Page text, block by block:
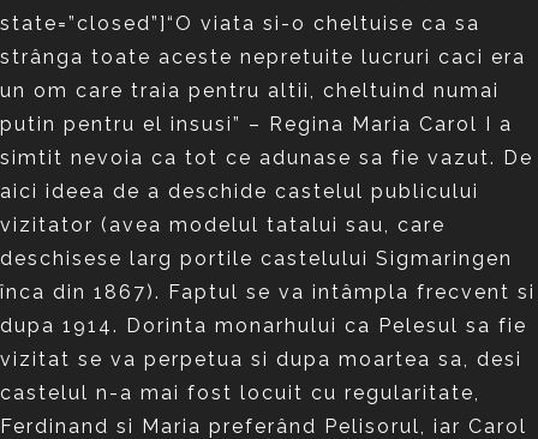
state=”closed”]“O viata si-o cheltuise ca sa
strânga toate aceste nepretuite lucruri caci era
un om care traia pentru altii, cheltuind numai
putin pentru el insusi” – Regina Maria Carol I a
simtit nevoia ca tot ce adunase sa fie vazut. De
aici ideea de a deschide castelul publicului
vizitator (avea modelul tatalui sau, care
deschisese larg portile castelului Sigmaringen
înca din 1867). Faptul se va intâmpla frecvent si
dupa 1914. Dorinta monarhului ca Pelesul sa fie
vizitat se va perpetua si dupa moartea sa, desi
castelul n-a mai fost locuit cu regularitate,
Ferdinand si Maria preferând Pelisorul, iar Carol